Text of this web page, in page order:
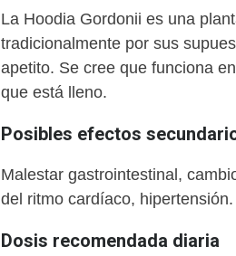
La Hoodia Gordonii es una
tradicionalmente por sus
apetito. Se cree que funciona
que está lleno.
Posibles efectos
Malestar gastrointestinal,
del ritmo cardíaco, hipertensión.
Dosis recomendada diaria